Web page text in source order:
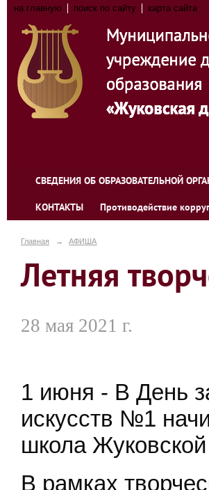
на главную поиск по сайту карта сайта
СВЕДЕНИЯ ОБ ОБРАЗОВАТЕЛЬНОЙ
КОНТАКТЫ Противодействие
Главная → АФИША
Летняя
28 мая 2021 г.
1 июня - В День
искусств №1
школа
В рамках